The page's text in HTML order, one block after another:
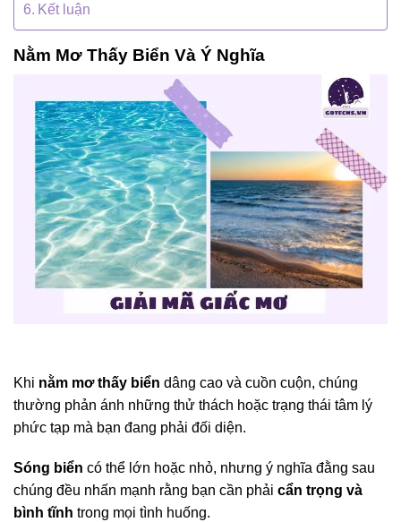
Kết luận
Nằm Mơ Thấy Biển Và Ý Nghĩa
Khi nằm mơ thấy biển dâng cao và cuồn cuộn, chúng
thường phản ánh những thử thách hoặc trạng thái tâm lý
phức tạp mà bạn đang phải đối diện.
Sóng biển có thể lớn hoặc nhỏ, nhưng ý nghĩa đằng sau
chúng đều nhấn mạnh rằng bạn cần phải cẩn trọng và
bình tĩnh trong mọi tình huống.